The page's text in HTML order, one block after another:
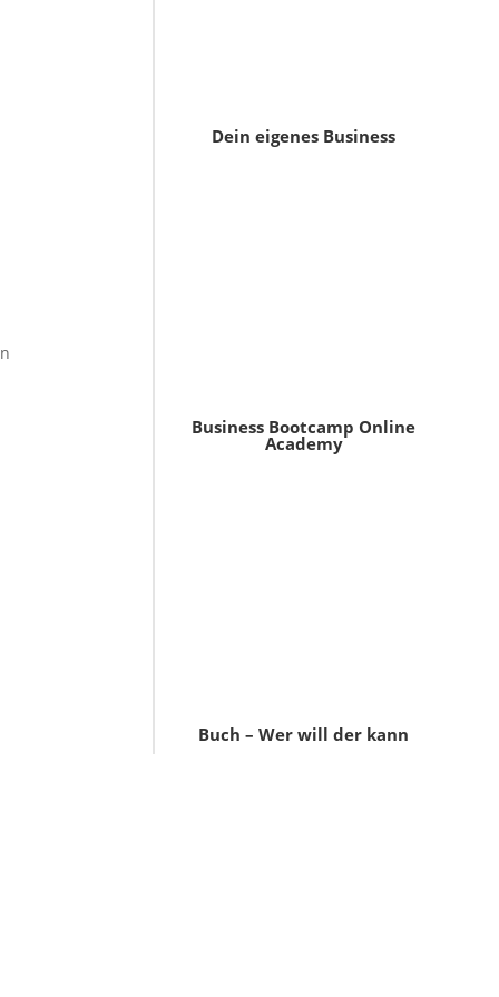
Dein eigenes Business
Business Bootcamp Online
Academy
Buch – Wer will der kann